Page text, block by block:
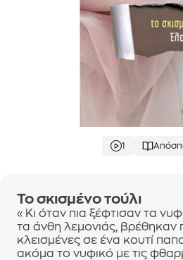
1
Το σκισμένο τούλι
«Κι όταν πια ξέφτισαν τα
τα άνθη λεμονιάς, βρέθηκαν
κλεισμένες σε ένα κουτί
ακόμα το νυφικό με τις